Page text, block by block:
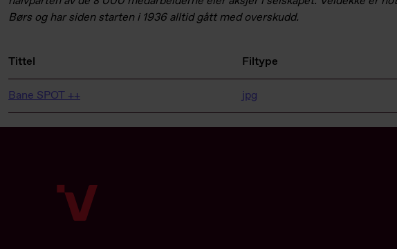
Børs og har siden starten i 1936 alltid gått med overskudd.
Tittel Filtype
Bane SPOT ++ jpg